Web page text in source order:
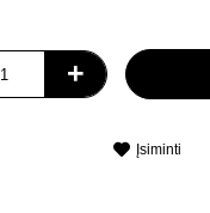
+
Įsiminti